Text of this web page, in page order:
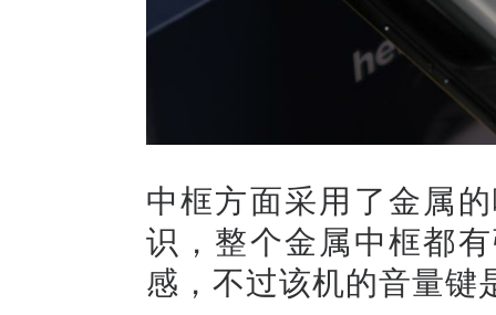
中框方面采用了金属
识，整个金属中框都
感，不过该机的音量键